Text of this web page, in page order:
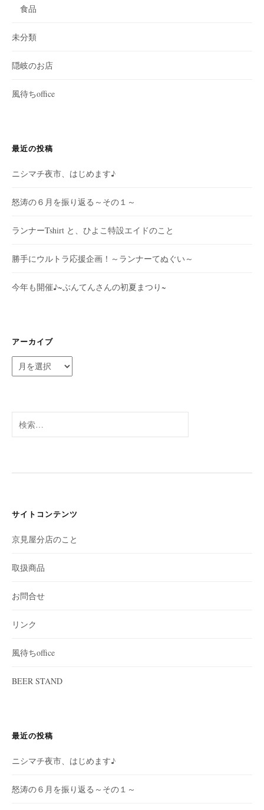
食品
未分類
隠岐のお店
風待ちoffice
最近の投稿
ニシマチ夜市、はじめます♪
怒涛の６月を振り返る～その１～
ランナーTshirt と、ひよこ特設エイドのこと
勝手にウルトラ応援企画！～ランナーてぬぐい～
今年も開催♪~ぶんてんさんの初夏まつり~
アーカイブ
ー
ブ
索:
サイトコンテンツ
京見屋分店のこと
取扱商品
お問合せ
リンク
風待ちoffice
BEER STAND
最近の投稿
ニシマチ夜市、はじめます♪
怒涛の６月を振り返る～その１～